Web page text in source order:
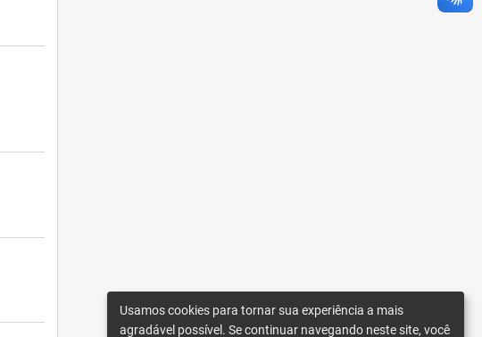
Usamos cookies para tornar sua experiência a mais
agradável possível. Se continuar navegando neste site, você